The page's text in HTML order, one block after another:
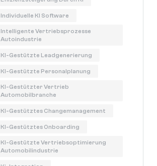
Individuelle KI Software
Intelligente Vertriebsprozesse
Autoindustrie
KI-Gestützte Leadgenerierung
KI-Gestützte Personalplanung
KI-Gestützter Vertrieb
Automobilbranche
KI-Gestütztes Changemanagement
KI-Gestütztes Onboarding
KI-Gestützte Vertriebsoptimierung
Automobilindustrie